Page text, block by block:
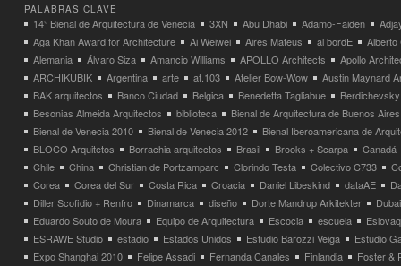
PALABRAS CLAVE
14° Bienal de Arquitectura de Venecia 3XN Abu Dhabi Adamo-Faiden
Aga Khan Award for Architecture
Ai Weiwei Aires Mateus al bordE
Alberto
Alemania
Álvaro Siza Amancio Williams APOLLO Architects
Apollo
ARCHIKUBIK
Argentina arte at.103 Atelier Bow-Wow
Austin Maynard
BAK arquitectos
Banco Ciudad Belgica Benedetta Tagliabue
Besonias Almeida Arquitectos
biblioteca
Bienal de Arquitectura de Buenos Aires
Bienal de Venecia 2010
Bienal de Venecia 2012
Bienal Iberoamericana de
BLOCO Arquitetos
Borrachia arquitectos Brasil Brooks + Scarpa
Canadá
Chile
China Christian de Portzamparc Clorindo Testa Colectivo C733
Corea
Corea del Sur Costa Rica Croacia Daniel Libeskind dataAE
Diller Scofidio + Renfro
Dinamarca diseño Dorte Mandrup Arkitekter
Dubai
Eduardo Souto de Moura
Equipo de Arquitectura Escocia escuela
ESRAWE Studio
estadio Estados Unidos Estudio Barozzi Veiga
Estudio
Expo Shanghai 2010
Felipe Assadi Fernanda Canales Finlandia
Foster &